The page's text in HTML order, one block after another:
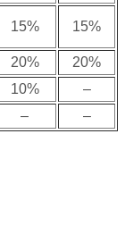
15% 15%
20%
20%
10%
–
– –